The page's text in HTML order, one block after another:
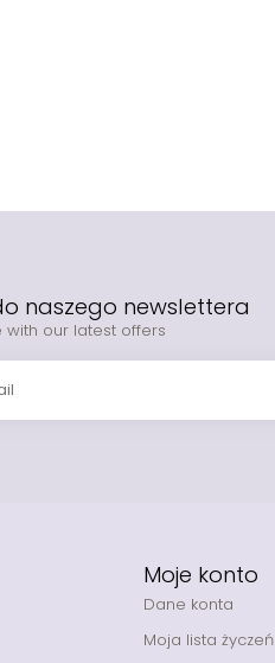
naszego newslettera
with our latest offers
Moje konto
Dane konta
Moja lista życzeń